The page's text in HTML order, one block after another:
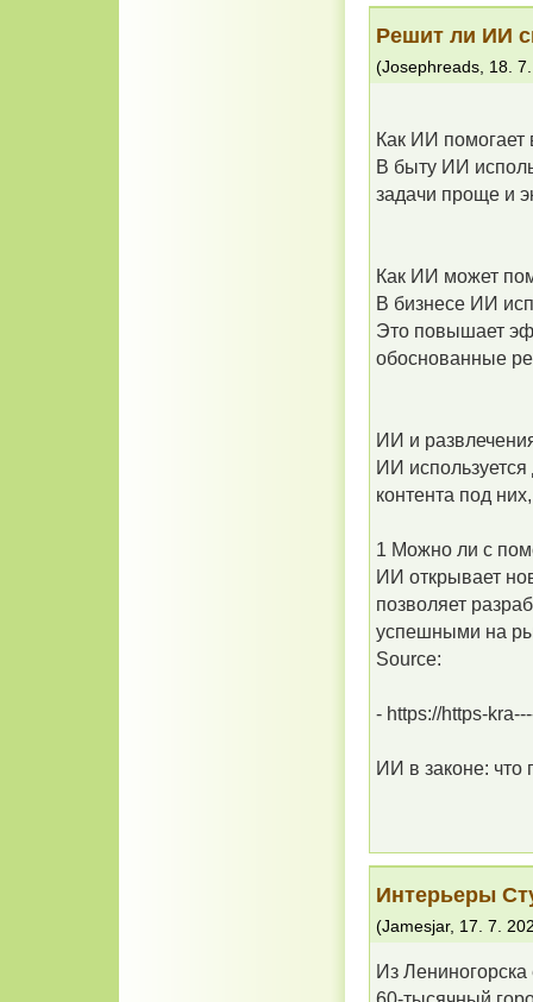
Решит ли ИИ
(Josephreads 18.
Как ИИ помогает
В быту ИИ
задачи проще и
Как ИИ может
В бизнесе ИИ
Это повышает
обоснованные
ИИ и
ИИ
контента под
1 Можно ли с
ИИ открывает
позволяет
успешными на
Source:
- https://https-
ИИ в законе: что
Интерьеры
(Jamesjar, 17. 7.
Из